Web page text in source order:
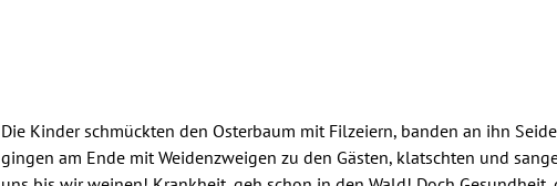
Die Kinder schmückten den Osterbaum mit Filzeiern, banden an ihn
gingen am Ende mit Weidenzweigen zu den Gästen, klatschten und